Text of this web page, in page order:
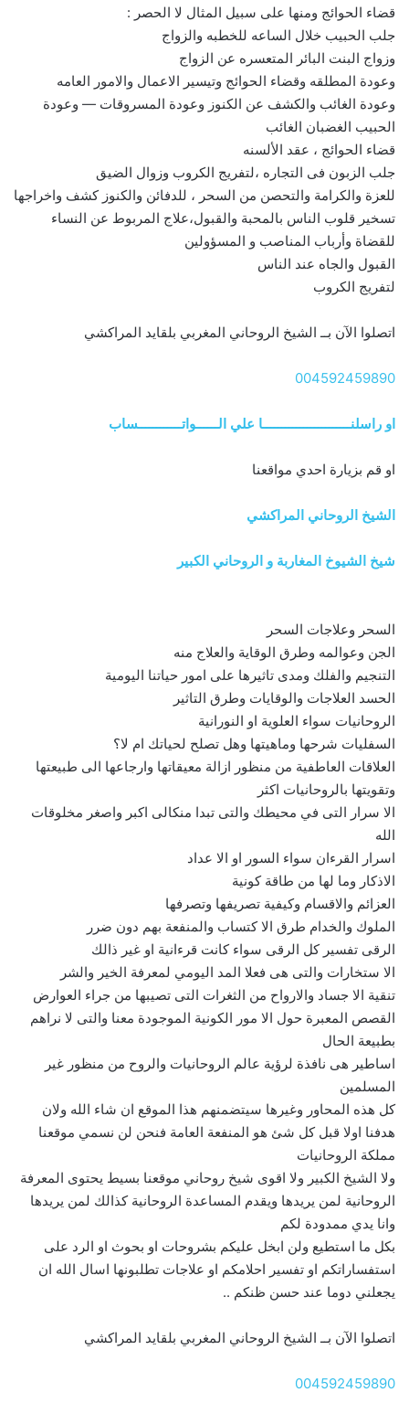
قضاء الحوائج ومنها على سبيل المثال لا الحصر :
جلب الحبيب خلال الساعه للخطبه والزواج
وزواج البنت البائر المتعسره عن الزواج
وعودة المطلقه وقضاء الحوائج وتيسير الاعمال والامور العامه
وعودة الغائب والكشف عن الكنوز وعودة المسروقات — وعودة
الحبيب الغضبان الغائب
قضاء الحوائج ، عقد الألسنه
جلب الزبون فى التجاره ،لتفريج الكروب وزوال الضيق
للعزة والكرامة والتحصن من السحر ، للدفائن والكنوز كشف واخراجها
تسخير قلوب الناس بالمحبة والقبول،علاج المربوط عن النساء
للقضاة وأرباب المناصب و المسؤولين
القبول والجاه عند الناس
لتفريج الكروب
اتصلوا الآن بــ الشيخ الروحاني المغربي بلقايد المراكشي
004592459890
او راسلنــــــــــــــــــــــــا علي الــــــواتــــــــــــساب
او قم بزيارة احدي مواقعنا
الشيخ الروحاني المراكشي
شيخ الشيوخ المغاربة و الروحاني الكبير
السحر وعلاجات السحر
الجن وعوالمه وطرق الوقاية والعلاج منه
التنجيم والفلك ومدى تاثيرها على امور حياتنا اليومية
الحسد العلاجات والوقايات وطرق التاثير
الروحانيات سواء العلوية او النورانية
السفليات شرحها وماهيتها وهل تصلح لحياتك ام لا؟
العلاقات العاطفية من منظور ازالة معيقاتها وارجاعها الى طبيعتها
وتقويتها بالروحانيات اكثر
الا سرار التى في محيطك والتى تبدا منكالى اكبر واصغر مخلوقات
الله
اسرار القرءان سواء السور او الا عداد
الاذكار وما لها من طاقة كونية
العزائم والاقسام وكيفية تصريفها وتصرفها
الملوك والخدام طرق الا كتساب والمنفعة بهم دون ضرر
الرقى تفسير كل الرقى سواء كانت قرءانية او غير ذالك
الا ستخارات والتى هى فعلا المد اليومي لمعرفة الخير والشر
تنقية الا جساد والارواح من الثغرات التى تصيبها من جراء العوارض
القصص المعبرة حول الا مور الكونية الموجودة معنا والتى لا نراهم
بطبيعة الحال
اساطير هى نافذة لرؤية عالم الروحانيات والروح من منظور غير
المسلمين
كل هذه المحاور وغيرها سيتضمنهم هذا الموقع ان شاء الله ولان
هدفنا اولا قبل كل شئ هو المنفعة العامة فنحن لن نسمي موقعنا
مملكة الروحانيات
ولا الشيخ الكبير ولا اقوى شيخ روحاني موقعنا بسيط يحتوى المعرفة
الروحانية لمن يريدها ويقدم المساعدة الروحانية كذالك لمن يريدها
وانا يدي ممدودة لكم
بكل ما استطيع ولن ابخل عليكم بشروحات او بحوث او الرد على
استفساراتكم او تفسير احلامكم او علاجات تطلبونها اسال الله ان
يجعلني دوما عند حسن ظنكم ..
اتصلوا الآن بــ الشيخ الروحاني المغربي بلقايد المراكشي
004592459890